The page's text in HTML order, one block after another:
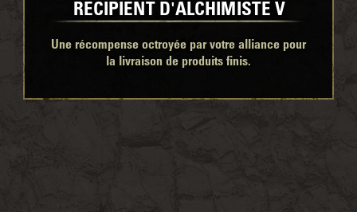
RÉCIPIENT D'ALCHIMISTE V
Une récompense octroyée par votre alliance pour
la livraison de produits finis.